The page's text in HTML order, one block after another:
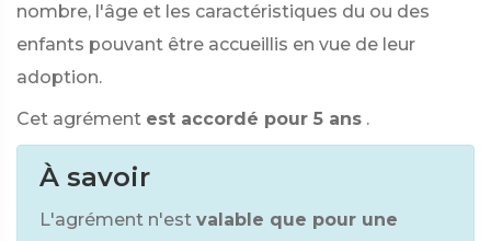
nombre, l'âge et les caractéristiques du ou des
enfants pouvant être accueillis en vue de leur
adoption.
Cet agrément est accordé pour 5 ans .
À savoir
L'agrément n'est valable que pour une